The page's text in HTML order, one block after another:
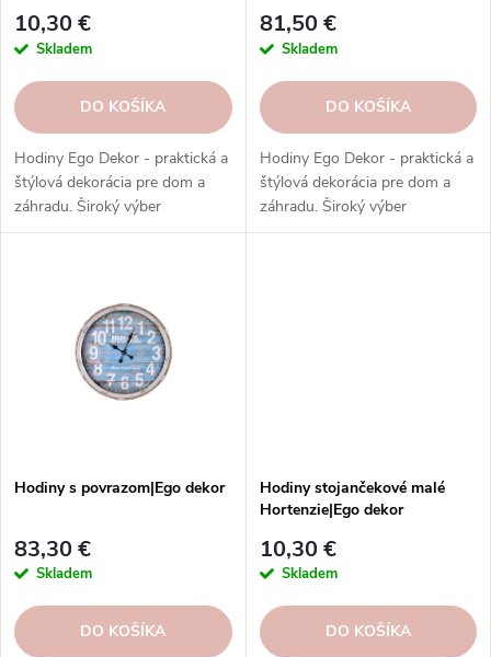
t
o
v
k
t
v
10,30 €
Skladem
DO KOŠÍKA
Hodiny Ego Dekor - praktická a
štýlová dekorácia pre dom a
záhradu. Široký výber
materiálov, tvarov a štýlov.
81,50 €
Skladem
DO KOŠÍKA
Hodiny Ego Dekor - praktická a
štýlová dekorácia pre dom a
záhradu. Široký výber
materiálov, tvarov a štýlov.
Hodiny s povrazom|Ego dekor
83,30 €
Skladem
DO KOŠÍKA
Hodiny stojančekové malé
Hortenzie|Ego dekor
10,30 €
Skladem
DO KOŠÍKA